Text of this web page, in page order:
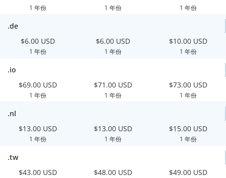
1 年份 1 年份 1 年份
.de
$6.00 USD
1 年份
$6.00 USD
1 年份
$10.00 USD
1 年份
.io
$69.00 USD
1 年份
$71.00 USD
1 年份
$73.00 USD
1 年份
.nl
$13.00 USD
1 年份
$13.00 USD
1 年份
$15.00 USD
1 年份
.tw
$43.00 USD
$48.00 USD $49.00 USD